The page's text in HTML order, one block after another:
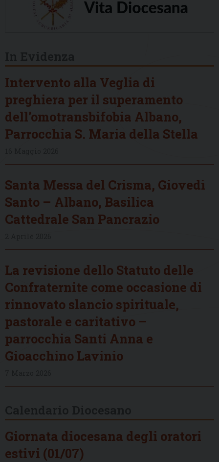
Intervento alla Veglia di
preghiera per il superamento
dell’omotransbifobia Albano,
Parrocchia S. Maria della Stella
Santa Messa del Crisma, Giovedì
Santo – Albano, Basilica
Cattedrale San Pancrazio
La revisione dello Statuto delle
Confraternite come occasione di
rinnovato slancio spirituale,
pastorale e caritativo –
parrocchia Santi Anna e
Gioacchino Lavinio
Giornata diocesana degli oratori
estivi (01/07)